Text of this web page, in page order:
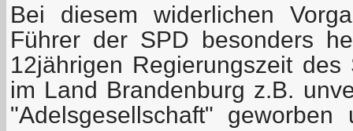
Bei diesem widerlichen
Führer der SPD besonders
12jährigen Regierungszeit
im Land Brandenburg z.B.
"Adelsgesellschaft"